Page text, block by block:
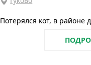
Потерялся кот, в районе